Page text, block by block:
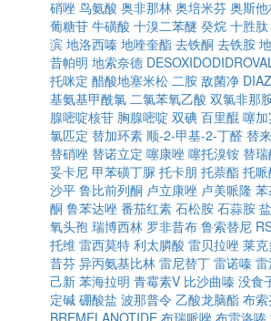
硝唑 鸟氨酸 奥非那林 奥培米芬 奥斯
葡糖苷 牛磺酸 十溴二苯醚 癸烷 十胜肽
滨 地洛西嗪 地喹奎酯 去铁酮 去铁胺
昔帕明 地索奈德
托咪定 醋酸地塞米松 二胺 敌菌净
基氨基甲酰氯 二氯苯氧乙酸 双氯非那
腺嘧啶核苷 胸腺嘧啶 双碘 百里醌 噻
氯匹定 替加环素 顺-2-甲基-2-丁醛 替
替硝唑 替诺立定 噻康唑 噻托溴铵 替
妥卡尼 甲苯磺丁脲 托卡朋 托萘酯 托哌
沙平 鲁比前列酮 卢立康唑 卢美哌隆
酮 鲁苯达唑 番茄红素 石松胺 石蒜胺
氧头孢 瑞博西林 罗非昔布 鲁索替尼
托维 雷西莫特 利太膦酸 雷贝拉唑 莱
昔芬 异丙氨基比林 雷尼替丁 雷诺嗪
己新 苯海拉明 青霉素V 比沙曲嗪 没食
定碱 硼酸盐 波那普令 乙酸龙脑酯 布
BREMELANOTIDE 布瑞哌唑 布雷洛嗪